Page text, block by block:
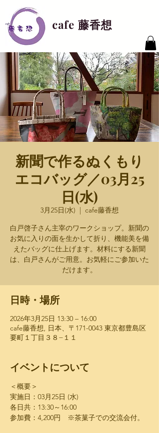
cafe 藤香想
新聞で作るぬくもり
エコバッグ／03月25
日(水)
3月25日(水)
  |
cafe藤香想
白戸啓子さん主宰のワークショップ。新聞の
お気に入りの面を生かして折り、機能美を備
えたバッグに仕上げます。材料にする新聞
は、白戸さんがご用意。お気軽にご参加いた
だけます。
日時・場所
2026年3月25日 13:30 – 16:00
cafe藤香想, 日本、〒171-0043 東京都豊島区
要町１丁目３８−１１
イベントについて
＜概要＞
実施日：03月25日 (水)
各日共：13:30～16:00
参加費：4,200円　※茶菓子での交流会付。